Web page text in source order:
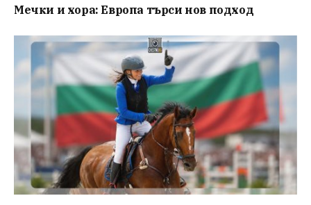
Мечки и хора: Европа търси нов подход